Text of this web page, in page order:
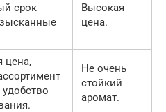
срок
Высокая
цена.
цена,
Не очень
стойкий
аромат.